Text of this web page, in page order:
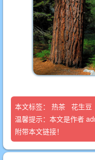
本文标签： 热茶 花生豆
温馨提示：本文是作者
附带本文链接！